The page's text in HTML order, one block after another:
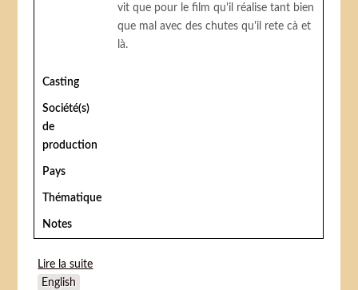
vit que pour le film qu'il réalise tant bien
que mal avec des chutes qu'il rete cà et
là.
Casting
Société(s)
de
production
Pays
Thématique
Notes
Lire la suite
English